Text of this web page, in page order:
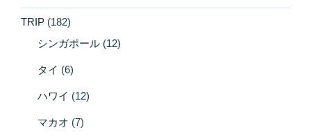
TRIP (182)
シンガポール (12)
タイ (6)
ハワイ (12)
マカオ (7)